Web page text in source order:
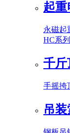
起重
永磁起
HC系
千斤
手摇挎
吊